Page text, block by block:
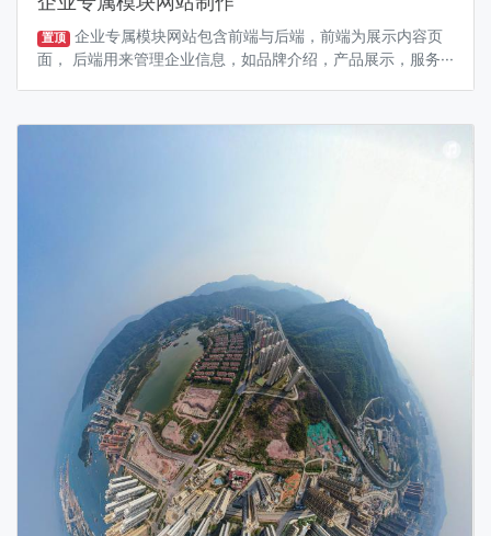
置顶 企业专属模块网站包含前端与后端，前端为展示内容页
面， 后端用来管理企业信息，如品牌介绍，产品展示，服务···